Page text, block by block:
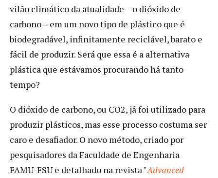
vilão climático da atualidade – o dióxido de
carbono – em um novo tipo de plástico que é
biodegradável, infinitamente reciclável, barato e
fácil de produzir. Será que essa é a alternativa
plástica que estávamos procurando há tanto
tempo?
O dióxido de carbono, ou CO2, já foi utilizado para
produzir plásticos, mas esse processo costuma ser
caro e desafiador. O novo método, criado por
pesquisadores da Faculdade de Engenharia
FAMU-FSU e detalhado na revista "Advanced